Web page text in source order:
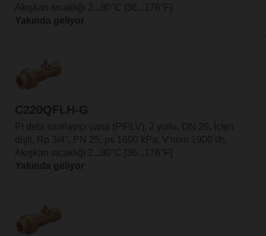
Akışkan sıcaklığı 2...80°C [36...176°F]
Yakında geliyor
C220QFLH-G
PI debi sınırlayıcı vana (PIFLV), 2 yollu, DN 20, İçten
dişli, Rp 3/4", PN 25, ps 1600 kPa, V'nom 1900 l/h,
Akışkan sıcaklığı 2...80°C [36...176°F]
Yakında geliyor